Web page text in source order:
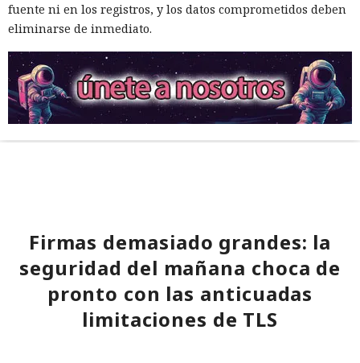
fuente ni en los registros, y los datos comprometidos deben
eliminarse de inmediato.
Firmas demasiado grandes: la
seguridad del mañana choca de
pronto con las anticuadas
limitaciones de TLS